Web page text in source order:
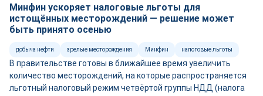
Минфин ускоряет налоговые льготы для
истощённых месторождений — решение может
быть принято осенью
добыча нефти зрелые месторождения Минфин налоговые льготы
В правительстве готовы в ближайшее время увеличить
количество месторождений, на которые распространяется
льготный налоговый режим четвёртой группы НДД (налога